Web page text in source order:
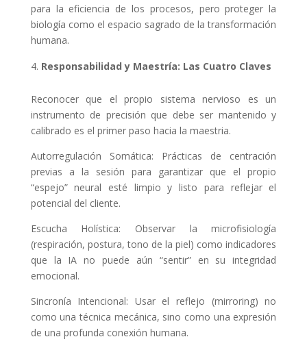
para la eficiencia de los procesos, pero proteger la
biología como el espacio sagrado de la transformación
humana.
Responsabilidad y Maestría: Las Cuatro Claves
Reconocer que el propio sistema nervioso es un
instrumento de precisión que debe ser mantenido y
calibrado es el primer paso hacia la maestria.
Autorregulación Somática: Prácticas de centración
previas a la sesión para garantizar que el propio
“espejo” neural esté limpio y listo para reflejar el
potencial del cliente.
Escucha Holística: Observar la microfisiología
(respiración, postura, tono de la piel) como indicadores
que la IA no puede aún “sentir” en su integridad
emocional.
Sincronía Intencional: Usar el reflejo (mirroring) no
como una técnica mecánica, sino como una expresión
de una profunda conexión humana.